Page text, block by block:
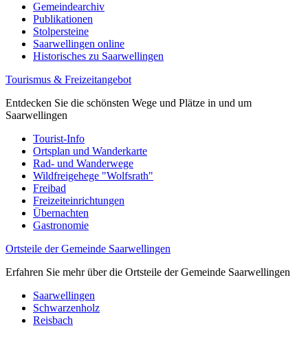
Gemeindearchiv
Publikationen
Stolpersteine
Saarwellingen online
Historisches zu Saarwellingen
Tourismus & Freizeitangebot
Entdecken Sie die schönsten Wege und Plätze in und um
Saarwellingen
Tourist-Info
Ortsplan und Wanderkarte
Rad- und Wanderwege
Wildfreigehege "Wolfsrath"
Freibad
Freizeiteinrichtungen
Übernachten
Gastronomie
Ortsteile der Gemeinde Saarwellingen
Erfahren Sie mehr über die Ortsteile der Gemeinde Saarwellingen
Saarwellingen
Schwarzenholz
Reisbach